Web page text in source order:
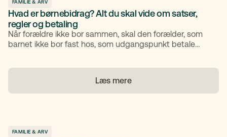
FAMILIE & ARV
Hvad er børnebidrag? Alt du skal vide om satser,
regler og betaling
Når forældre ikke bor sammen, skal den forælder, som
barnet ikke bor fast hos, som udgangspunkt betale
Læs mere
FAMILIE & ARV